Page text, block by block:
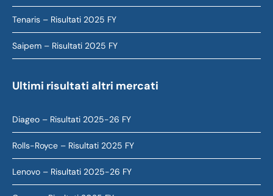
Tenaris – Risultati 2025 FY
Saipem – Risultati 2025 FY
Ultimi risultati altri mercati
Diageo – Risultati 2025-26 FY
Rolls-Royce – Risultati 2025 FY
Lenovo – Risultati 2025-26 FY